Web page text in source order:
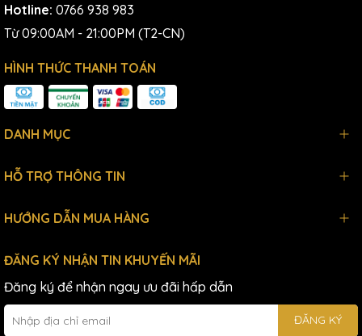
Hotline: 0766 938 983
Từ 09:00AM - 21:00PM (T2-CN)
HÌNH THỨC THANH TOÁN
DANH MỤC
HỖ TRỢ THÔNG TIN
HƯỚNG DẪN MUA HÀNG
ĐĂNG KÝ NHẬN TIN KHUYẾN MÃI
Đăng ký để nhận ngay ưu đãi hấp dẫn
ĐĂNG KÝ